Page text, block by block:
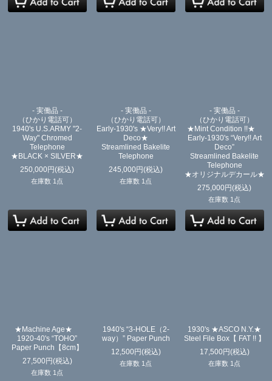
- 実働品 -
（ひかり電話可）
1940's U.S.ARMY "2-
Way" Chromed
Telephone
★BLACK × SILVER★
250,000円(税込)
在庫数 1点
- 実働品 -
（ひかり電話可）
Early-1930's ★Very!! Art
Deco★
Streamlined Bakelite
Telephone
245,000円(税込)
在庫数 1点
- 実働品 -
（ひかり電話可）
★Mint Condition !!★
Early-1930's “Very!! Art
Deco”
Streamlined Bakelite
Telephone
★オリジナルデカール★
275,000円(税込)
在庫数 1点
★Machine Age★
1920-40's “TOHO”
Paper Punch【8cm】
27,500円(税込)
在庫数 1点
1940's “3-HOLE（2-
way）” Paper Punch
12,500円(税込)
在庫数 1点
1930's ★ASCO N.Y.★
Steel File Box【 FAT !! 】
17,500円(税込)
在庫数 1点